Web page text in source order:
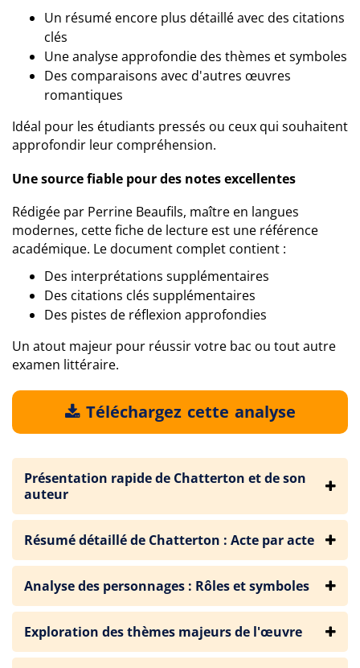
Un résumé encore plus détaillé avec des citations
clés
Une analyse approfondie des thèmes et symboles
Des comparaisons avec d'autres œuvres
romantiques
Idéal pour les étudiants pressés ou ceux qui souhaitent
approfondir leur compréhension.
Une source fiable pour des notes excellentes
Rédigée par Perrine Beaufils, maître en langues
modernes, cette fiche de lecture est une référence
académique. Le document complet contient :
Des interprétations supplémentaires
Des citations clés supplémentaires
Des pistes de réflexion approfondies
Un atout majeur pour réussir votre bac ou tout autre
examen littéraire.
Téléchargez cette analyse
Présentation rapide de Chatterton et de son
auteur
Résumé détaillé de Chatterton : Acte par acte
Analyse des personnages : Rôles et symboles
Exploration des thèmes majeurs de l'œuvre